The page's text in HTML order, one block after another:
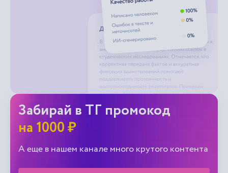
Забирай в ТГ промокод
на 1000 ₽
А еще в нашем канале много крутого контента